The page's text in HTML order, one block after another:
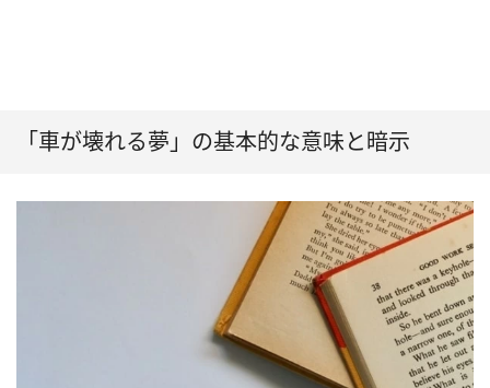
「車が壊れる夢」の基本的な意味と暗示